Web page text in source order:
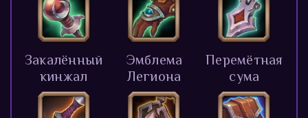
Закалённый
кинжал
Эмблема
Легиона
Перемётная
сума